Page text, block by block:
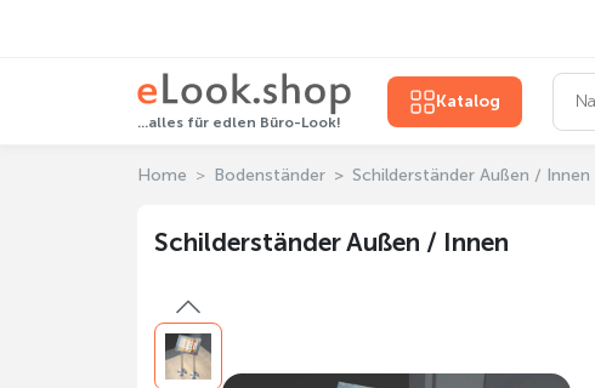
...alles für edlen Büro-Look!
Katalog
Home Bodenständer Schilderständer Außen / Innen
Schilderständer Außen / Innen